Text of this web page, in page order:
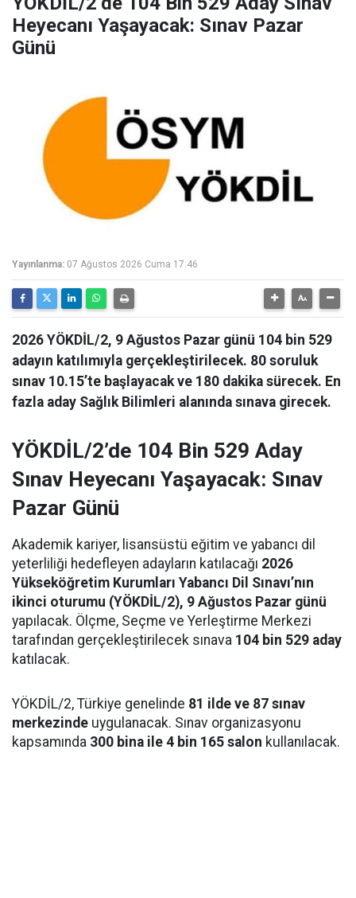
Heyecanı Yaşayacak: Sınav Pazar
Günü
Yayınlanma: 07 Ağustos 2026 Cuma 17:46
2026 YÖKDİL/2, 9 Ağustos Pazar günü 104 bin 529
adayın katılımıyla gerçekleştirilecek. 80 soruluk
sınav 10.15’te başlayacak ve 180 dakika sürecek. En
fazla aday Sağlık Bilimleri alanında sınava girecek.
YÖKDİL/2’de 104 Bin 529 Aday
Sınav Heyecanı Yaşayacak: Sınav
Pazar Günü
Akademik kariyer, lisansüstü eğitim ve yabancı dil
yeterliliği hedefleyen adayların katılacağı 2026
Yükseköğretim Kurumları Yabancı Dil Sınavı’nın
ikinci oturumu (YÖKDİL/2), 9 Ağustos Pazar günü
yapılacak. Ölçme, Seçme ve Yerleştirme Merkezi
tarafından gerçekleştirilecek sınava 104 bin 529 aday
katılacak.
YÖKDİL/2, Türkiye genelinde 81 ilde ve 87 sınav
merkezinde uygulanacak. Sınav organizasyonu
kapsamında 300 bina ile 4 bin 165 salon kullanılacak.